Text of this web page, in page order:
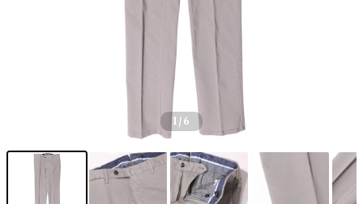
1 /6